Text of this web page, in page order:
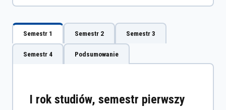
Semestr 1 Semestr 2 Semestr 3
Semestr 4 Podsumowanie
I rok studiów, semestr pierwszy